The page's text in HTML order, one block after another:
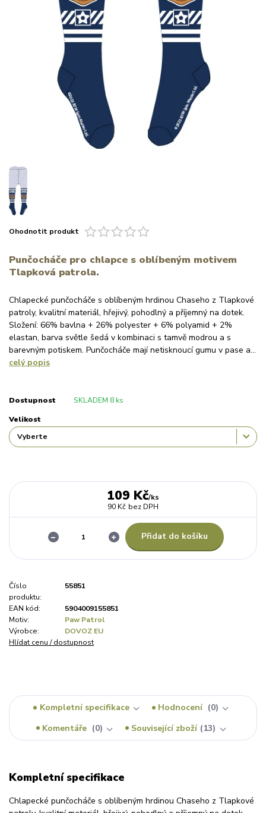
Ohodnotit produkt
Punčocháče pro chlapce s oblíbeným motivem
Tlapková patrola.
Chlapecké punčocháče s oblíbeným hrdinou Chaseho z Tlapkové
patroly, kvalitní materiál, hřejivý, pohodlný a příjemný na dotek.
Složení: 66% bavlna + 26% polyester + 6% polyamid + 2%
elastan, barva světle šedá v kombinaci s tamvě modrou a s
barevným potiskem. Punčocháče mají netisknoucí gumu v pase a...
celý popis
Dostupnost SKLADEM 8 ks
Velikost
109 Kč/ks
90 Kč bez DPH
Přidat do košíku
Číslo
produktu:
55851
EAN kód:
5904009155851
Motiv:
Paw Patrol
Výrobce:
DOVOZ EU
Hlídat cenu / dostupnost
Kompletní specifikace Hodnocení
0
Komentáře
0 Související zboží 13
Kompletní specifikace
Chlapecké punčocháče s oblíbeným hrdinou Chaseho z Tlapkové